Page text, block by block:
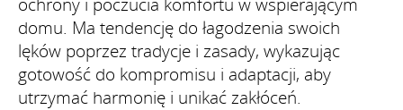
domu. Ma tendencję do łagodzenia swoich
lęków poprzez tradycje i zasady, wykazując
gotowość do kompromisu i adaptacji, aby
utrzymać harmonię i unikać zakłóceń.